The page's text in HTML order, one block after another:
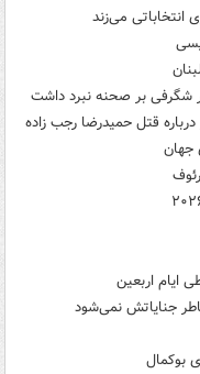
انتخاباتی می‌زند
شگرفی بر صحنه نبرد داشت
قتل حمیدرضا رجب زاده
جهان
جنایاتش نمی‌شود
بوکمال